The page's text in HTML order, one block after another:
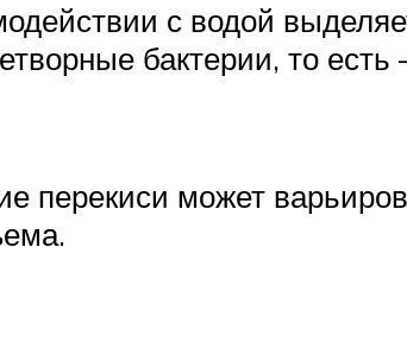
с водой
бактерии, то
перекиси может